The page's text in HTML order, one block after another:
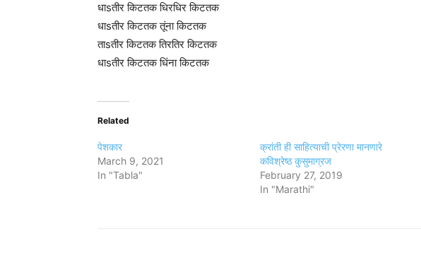
धाsतीर किटतक धिरधिर किटतक
धाsतीर किटतक तूंना किटतक
ताsतीर किटतक तिरतिर किटतक
धाsतीर किटतक धिंना किटतक
Related
पेशकार
March 9, 2021
In "Tabla"
क्रांती ही साहित्याची प्रेरणा मानणारे
कविश्रेष्ठ कुसुमाग्रज
February 27, 2019
In "Marathi"